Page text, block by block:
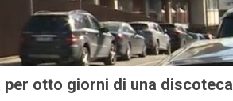
per otto giorni di una discoteca